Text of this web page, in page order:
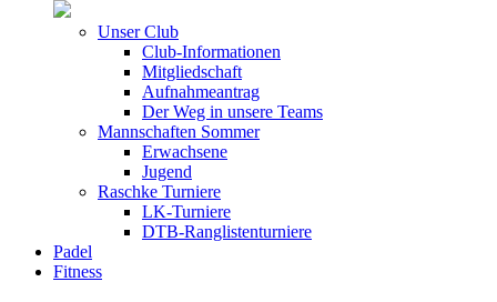
Unser Club
Club-Informationen
Mitgliedschaft
Aufnahmeantrag
Der Weg in unsere Teams
Mannschaften Sommer
Erwachsene
Jugend
Raschke Turniere
LK-Turniere
DTB-Ranglistenturniere
Padel
Fitness